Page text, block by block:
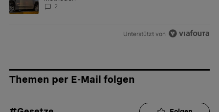
2
Unterstützt von
Themen per E-Mail folgen